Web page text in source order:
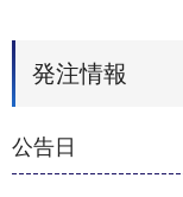
発注情報
公告日